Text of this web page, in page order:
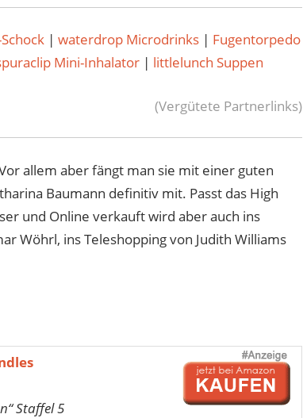
| waterdrop Microdrinks | Fugentorpedo
Mini-Inhalator | littlelunch Suppen
(Vergütete Partnerlinks)
allem aber fängt man sie mit einer guten
Baumann definitiv mit. Passt das High
und Online verkauft wird aber auch ins
Wöhrl, ins Teleshopping von Judith Williams
Staffel 5